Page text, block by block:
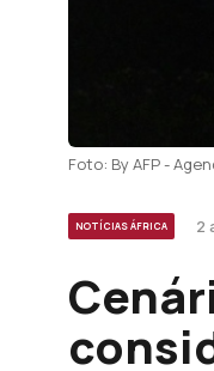
Foto: By AFP -
NOTÍCIAS ÁFRICA 2